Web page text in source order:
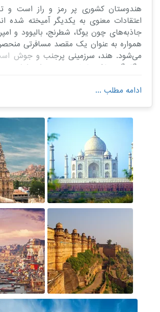
هندوستان کشوری پر رمز و راز است و
اعتقادات معنوی به یکدیگر آمیخته‌ شده
جاذبه‌های چون یوگا، شطرنج، بالیوود و
همواره به عنوان یک مقصد مسافرتی
می‌شود. هند، سرزمینی پرجنب و جوش است
رنگارنگی جاذبه‌هایش هر بیننده‌ای را شیفته
جادوی هند بی‌پایان است؛ جادویی که با تاج
بناهای رنگین در راجستان، تنوع فرهنگی در
همچنین سواحل بی‌نظیر گوآ، شما را به
فرهنگ و آداب و رسوم مردمان این
كشمير كه ٢ شب دهلی بدون شک بهترین
این سرزمین پرآوازه است؛ زمانی که
گردشگری، غذاهای خاص و جشنواره‌های
شما را به خود جلب می‌کنند.راهنمای سفر
تهیه کرده‌ایم که تمام نکات ضروری برای
را در بر می‌گیرد.
معرفی کشور هند
ادامه مطلب ...